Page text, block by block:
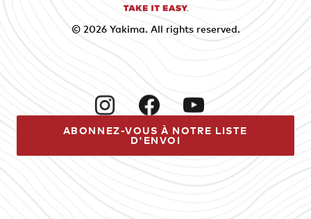
© 2026 Yakima. All rights reserved.
InstagramFacebook
ABONNEZ-VOUS À NOTRE LISTE
D'ENVOI